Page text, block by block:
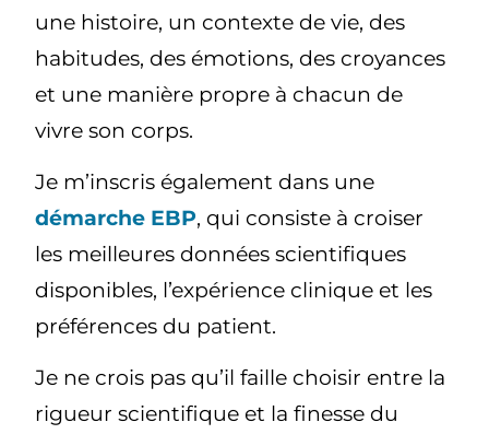
une histoire, un contexte de vie, des
habitudes, des émotions, des croyances
et une manière propre à chacun de
vivre son corps.
Je m’inscris également dans une
démarche EBP, qui consiste à croiser
les meilleures données scientifiques
disponibles, l’expérience clinique et les
préférences du patient.
Je ne crois pas qu’il faille choisir entre la
rigueur scientifique et la finesse du